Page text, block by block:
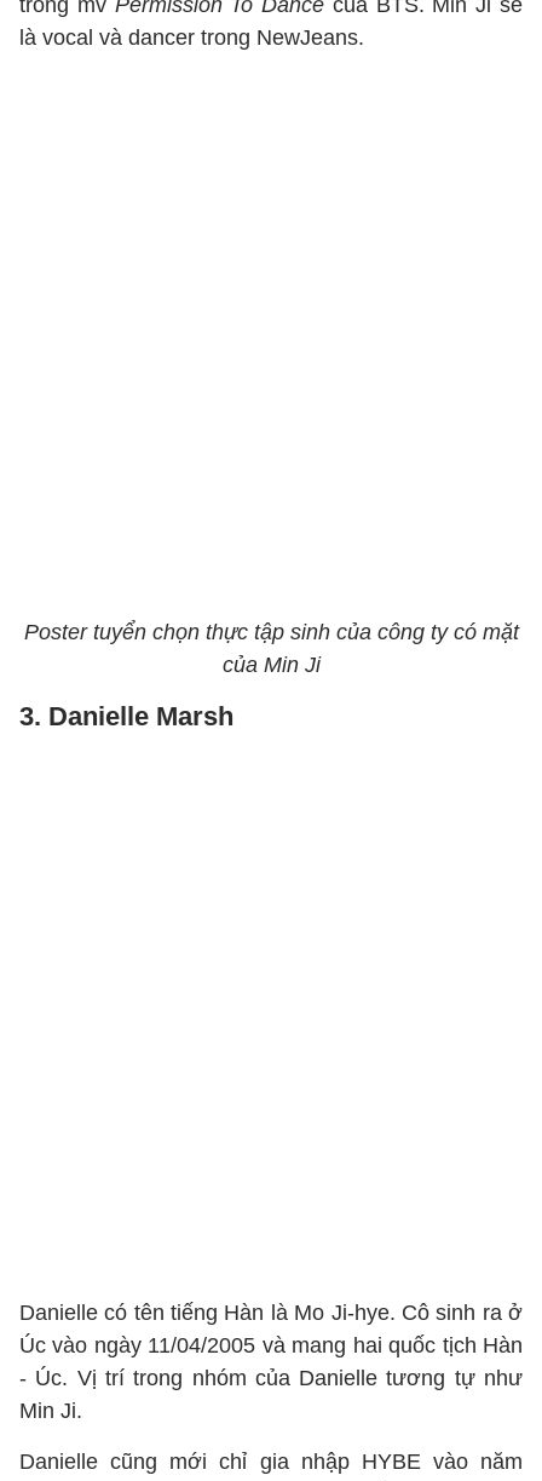
trong mv Permission To Dance của BTS. Min Ji sẽ
là vocal và dancer trong NewJeans.
Poster tuyển chọn thực tập sinh của công ty có mặt
của Min Ji
3. Danielle Marsh
Danielle có tên tiếng Hàn là Mo Ji-hye. Cô sinh ra ở
Úc vào ngày 11/04/2005 và mang hai quốc tịch Hàn
- Úc. Vị trí trong nhóm của Danielle tương tự như
Min Ji.
Danielle cũng mới chỉ gia nhập HYBE vào năm